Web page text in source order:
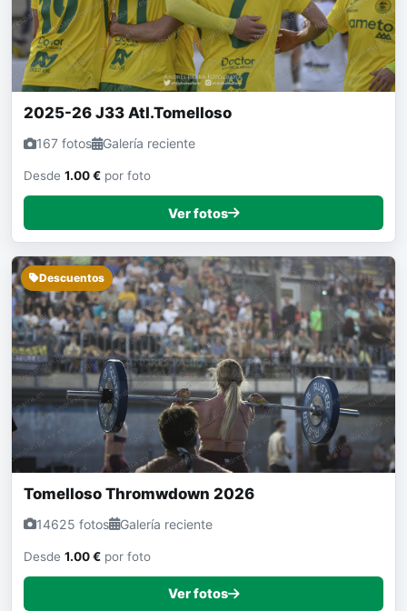
2025-26 J33 Atl.Tomelloso
167 fotos Galería reciente
Desde 1.00 € por foto
Ver fotos
Descuentos
Tomelloso Thromwdown 2026
14625 fotos Galería reciente
Desde 1.00 € por foto
Ver fotos